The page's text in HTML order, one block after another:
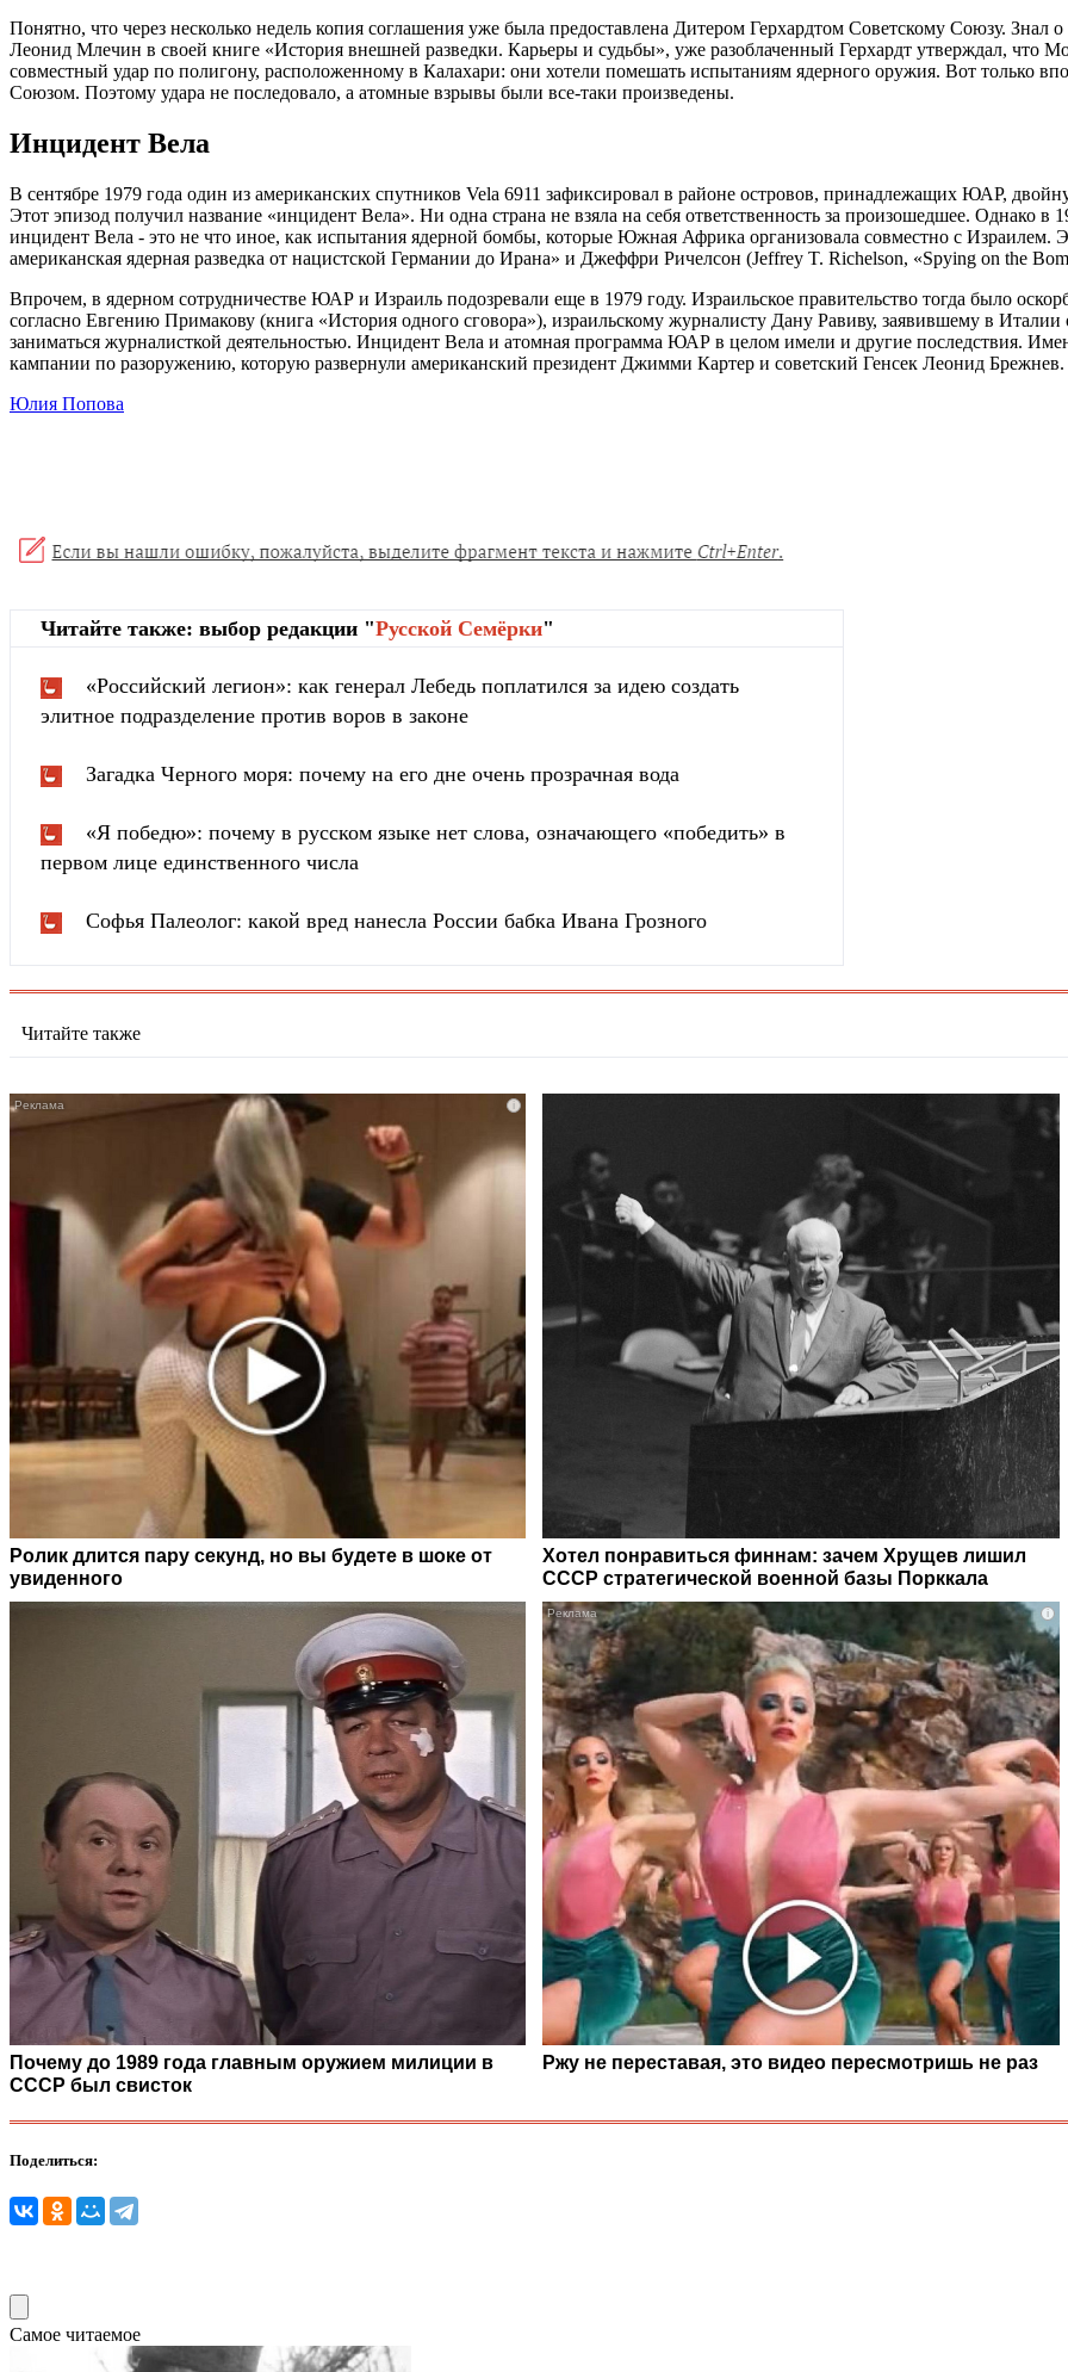
Понятно, что через несколько недель копия соглашения уже была предоставлена Дитером Герхардтом Советскому Союзу.
Леонид Млечин в своей книге «История внешней разведки. Карьеры и судьбы», уже разоблаченный Герхардт утверждал, что
совместный удар по полигону, расположенному в Калахари: они хотели помешать испытаниям ядерного оружия. Вот только
Союзом. Поэтому удара не последовало, а атомные взрывы были все-таки произведены.
Инцидент Вела
В сентябре 1979 года один из американских спутников Vela 6911 зафиксировал в районе островов, принадлежащих ЮАР,
Этот эпизод получил название «инцидент Вела». Ни одна страна не взяла на себя ответственность за произошедшее. Однако в
инцидент Вела - это не что иное, как испытания ядерной бомбы, которые Южная Африка организовала совместно с
американская ядерная разведка от нацистской Германии до Ирана» и Джеффри Ричелсон (Jeffrey T. Richelson, «Spying on the
Впрочем, в ядерном сотрудничестве ЮАР и Израиль подозревали еще в 1979 году. Израильское правительство тогда было
согласно Евгению Примакову (книга «История одного сговора»), израильскому журналисту Дану Равиву, заявившему в
заниматься журналисткой деятельностью. Инцидент Вела и атомная программа ЮАР в целом имели и другие последствия.
кампании по разоружению, которую развернули американский президент Джимми Картер и советский Генсек Леонид Брежнев.
Юлия Попова
Читайте также: выбор редакции "Русской Cемёрки"
«Российский легион»: как генерал Лебедь поплатился за идею создать
элитное подразделение против воров в законе
Загадка Черного моря: почему на его дне очень прозрачная вода
«Я победю»: почему в русском языке нет слова, означающего «победить» в
первом лице единственного числа
Софья Палеолог: какой вред нанесла России бабка Ивана Грозного
Читайте также
i
Ролик длится пару секунд, но вы будете в шоке от
увиденного
Хотел понравиться финнам: зачем Хрущев лишил
СССР стратегической военной базы Порккала
Почему до 1989 года главным оружием милиции в
СССР был свисток
i
Ржу не переставая, это видео пересмотришь не раз
Поделиться:
Самое читаемое